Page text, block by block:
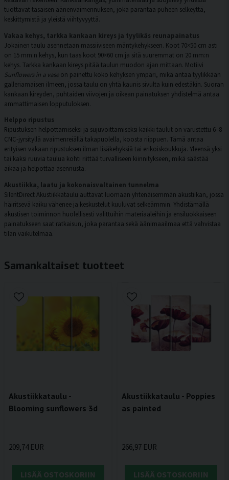
tuottavat tasaisen äänenvaimennuksen, joka parantaa puheen selkeyttä,
keskittymistä ja yleistä viihtyvyyttä.
Vakaa kehys, tarkka kankaan kireys ja tyylikäs reunapainatus
Jokainen taulu asennetaan massiiviseen mäntykehykseen. Koot 70×50 cm asti
on 15 mm:n kehys, kun taas koot 90×60 cm ja sitä suuremmat on 20 mm:n
kehys. Tarkka kankaan kireys pitää taulun muodon ajan mittaan. Motiivi
Sunflowers in a vaseon painettu koko kehyksen ympäri, mikä antaa tyylikkään
galleriamaisen ilmeen, jossa taulu on yhtä kaunis sivulta kuin edestäkin. Suoran
kankaan kireyden, puhtaiden viivojen ja oikean painatuksen yhdistelmä antaa
ammattimaisen lopputuloksen.
Helppo ripustus
Ripustuksen helpottamiseksi ja sujuvoittamiseksi kaikki taulut on varustettu 6–8
CNC-jyrsityllä avaimenreiällä takapuolella, koosta riippuen. Tämä antaa
erityisen vakaan ripustuksen ilman lisäkehyksiä tai erikoiskoukkuja. Yleensä yksi
tai kaksi ruuvia taulua kohti riittää turvalliseen kiinnitykseen, mikä säästää
aikaa ja helpottaa asennusta.
Akustiikka, laatu ja kokonaisvaltainen tunnelma
SilentDirect Akustiikkataulu auttavat luomaan yhtenäisemmän akustiikan, jossa
häiritsevä kaiku vähenee ja keskustelut kuuluvat selkeämmin. Yhdistämällä
akustisen toiminnon huolellisesti valittuihin materiaaleihin ja ensiluokkaiseen
painatukseen saat ratkaisun, joka parantaa sekä äänimaailmaa että vahvistaa
tilan vaikutelmaa.
Samankaltaiset tuotteet
Akustiikkataulu -
Blooming sunflowers 3d
209,74 EUR
LISÄÄ OSTOSKORIIN
Akustiikkataulu - Poppies
as painted
266,97 EUR
LISÄÄ OSTOSKORIIN